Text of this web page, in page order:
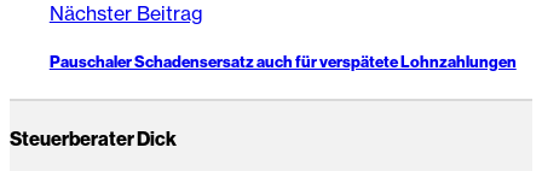
Nächster Beitrag
Pauschaler Schadensersatz auch für verspätete Lohnzahlungen
Steuerberater Dick